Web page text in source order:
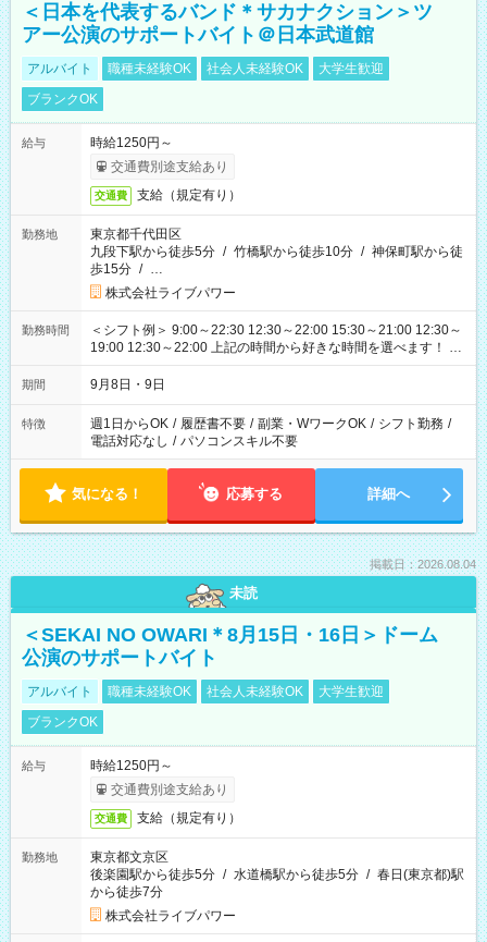
＜日本を代表するバンド＊サカナクション＞ツ
アー公演のサポートバイト＠日本武道館
アルバイト 職種未経験OK 社会人未経験OK
大学生歓迎
ブランクOK
給与
時給1250円～
交通費別途支給あり
交通費 支給（規定有り）
勤務地
東京都千代田区
九段下駅から徒歩5分 / 竹橋駅から徒歩10分 / 神保町駅から徒
歩15分 / …
株式会社ライブパワー
勤務時間
＜シフト例＞ 9:00～22:30 12:30～22:00 15:30～21:00 12:30～
19:00 12:30～22:00 上記の時間から好きな時間を選べます！ ※
時間は変更となる可能性があります
期間 9月8日・9日
特徴 週1日からOK / 履歴書不要 / 副業・WワークOK / シフト勤務 /
電話対応なし / パソコンスキル不要
気になる！ 応募する 詳細へ
掲載日：2026.08.04
未読
＜SEKAI NO OWARI＊8月15日・16日＞ドーム
公演のサポートバイト
アルバイト 職種未経験OK 社会人未経験OK
大学生歓迎
ブランクOK
給与
時給1250円～
交通費別途支給あり
交通費 支給（規定有り）
勤務地
東京都文京区
後楽園駅から徒歩5分 / 水道橋駅から徒歩5分 / 春日(東京都)駅
から徒歩7分
株式会社ライブパワー